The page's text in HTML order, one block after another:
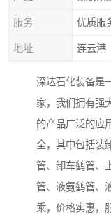
服务 优质服
地址 连云港
深达石化装备是
家，我们拥有强
的产品广泛的应
全，其中包括装
管、卸车鹤管、
管、液氨鹤管、
乘，价格实惠，